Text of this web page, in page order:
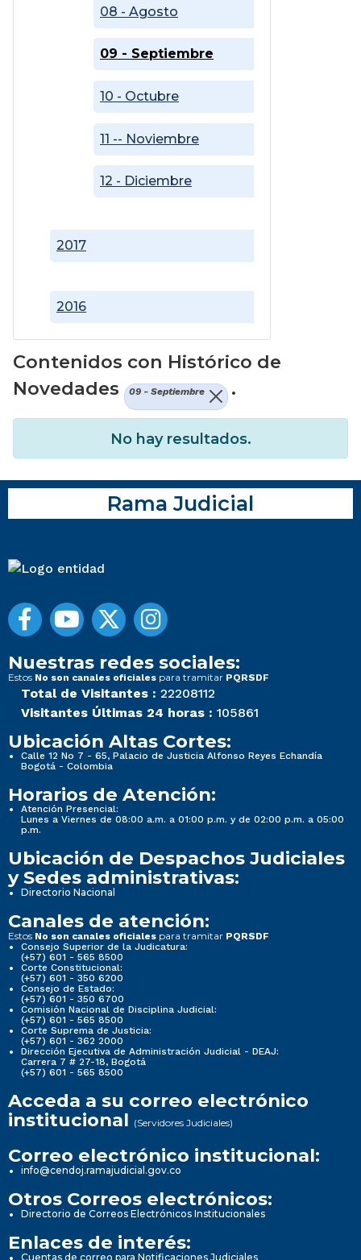
2016
2017
08 - Agosto
09 - Septiembre
10 - Octubre
11 -- Noviembre
12 - Diciembre
Contenidos con Histórico de
Novedades
09 - Septiembre .
No hay resultados.
Rama Judicial
Nuestras redes sociales:
Estos No son canales oficiales para tramitar PQRSDF
Total de Visitantes : 22208112
Visitantes Últimas 24 horas : 105861
Ubicación Altas Cortes:
Calle 12 No 7 - 65, Palacio de Justicia Alfonso Reyes Echandía
Bogotá - Colombia
Horarios de Atención:
Atención Presencial:
Lunes a Viernes de 08:00 a.m. a 01:00 p.m. y de 02:00 p.m. a 05:00
p.m.
Ubicación de Despachos Judiciales
y Sedes administrativas:
Directorio Nacional
Canales de atención:
Estos No son canales oficiales para tramitar PQRSDF
Consejo Superior de la Judicatura:
(+57) 601 - 565 8500
Corte Constitucional:
(+57) 601 - 350 6200
Consejo de Estado:
(+57) 601 - 350 6700
Comisión Nacional de Disciplina Judicial:
(+57) 601 - 565 8500
Corte Suprema de Justicia:
(+57) 601 - 362 2000
Dirección Ejecutiva de Administración Judicial - DEAJ:
Carrera 7 # 27-18, Bogotá
(+57) 601 - 565 8500
Acceda a su correo electrónico
institucional (Servidores Judiciales)
Correo electrónico institucional:
info@cendoj.ramajudicial.gov.co
Otros Correos electrónicos:
Directorio de Correos Electrónicos Institucionales
Enlaces de interés:
Cuentas de correo para Notificaciones Judiciales